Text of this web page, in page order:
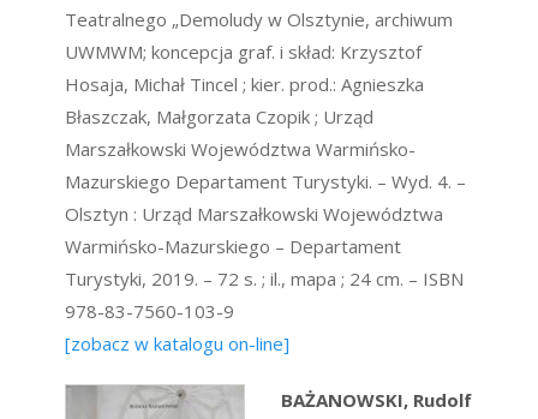
Teatralnego „Demoludy w Olsztynie, archiwum
UWMWM; koncepcja graf. i skład: Krzysztof
Hosaja, Michał Tincel ; kier. prod.: Agnieszka
Błaszczak, Małgorzata Czopik ; Urząd
Marszałkowski Województwa Warmińsko-
Mazurskiego Departament Turystyki. – Wyd. 4. –
Olsztyn : Urząd Marszałkowski Województwa
Warmińsko-Mazurskiego – Departament
Turystyki, 2019. – 72 s. ; il., mapa ; 24 cm. – ISBN
978-83-7560-103-9
[zobacz w katalogu on-line]
BAŻANOWSKI, Rudolf